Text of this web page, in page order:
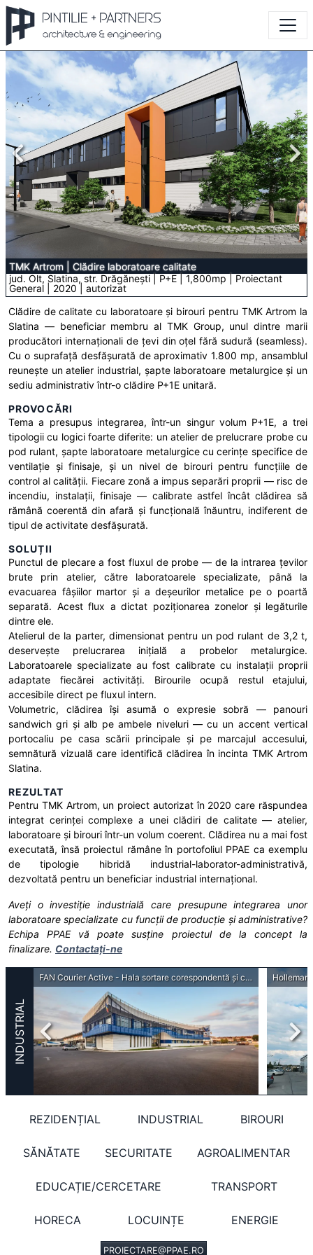
TMK Artrom
Clădire laboratoare calitate
jud. Olt, Slatina, str. Drăgănești | P+E | 1,800mp | Proiectant
General | 2020 | autorizat
Clădire de calitate cu laboratoare și birouri pentru TMK Artrom la
Slatina — beneficiar membru al TMK Group, unul dintre marii
producători internaționali de țevi din oțel fără sudură (seamless).
Cu o suprafață desfășurată de aproximativ 1.800 mp, ansamblul
reunește un atelier industrial, șapte laboratoare metalurgice și un
sediu administrativ într-o clădire P+1E unitară.
PROVOCĂRI
Tema a presupus integrarea, într-un singur volum P+1E, a trei
tipologii cu logici foarte diferite: un atelier de prelucrare probe cu
pod rulant, șapte laboratoare metalurgice cu cerințe specifice de
ventilație și finisaje, și un nivel de birouri pentru funcțiile de
control al calității. Fiecare zonă a impus separări proprii — risc de
incendiu, instalații, finisaje — calibrate astfel încât clădirea să
rămână coerentă din afară și funcțională înăuntru, indiferent de
tipul de activitate desfășurată.
SOLUȚII
Punctul de plecare a fost fluxul de probe — de la intrarea țevilor
brute prin atelier, către laboratoarele specializate, până la
evacuarea fâșiilor martor și a deșeurilor metalice pe o poartă
separată. Acest flux a dictat poziționarea zonelor și legăturile
dintre ele.
Atelierul de la parter, dimensionat pentru un pod rulant de 3,2 t,
deservește prelucrarea inițială a probelor metalurgice.
Laboratoarele specializate au fost calibrate cu instalații proprii
adaptate fiecărei activități. Birourile ocupă restul etajului,
accesibile direct pe fluxul intern.
Volumetric, clădirea își asumă o expresie sobră — panouri
sandwich gri și alb pe ambele niveluri — cu un accent vertical
portocaliu pe casa scării principale și pe marcajul accesului,
semnătură vizuală care identifică clădirea în incinta TMK Artrom
Slatina.
REZULTAT
Pentru TMK Artrom, un proiect autorizat în 2020 care răspundea
integrat cerinței complexe a unei clădiri de calitate — atelier,
laboratoare și birouri într-un volum coerent. Clădirea nu a mai fost
executată, însă proiectul rămâne în portofoliul PPAE ca exemplu
de tipologie hibridă industrial-laborator-administrativă,
dezvoltată pentru un beneficiar industrial internațional.
Aveți o investiție industrială care presupune integrarea unor
laboratoare specializate cu funcții de producție și administrative?
Echipa PPAE vă poate susține proiectul de la concept la
finalizare. Contactați-ne
INDUSTRIAL
FAN Courier Active - Hala sortare corespondentă și clădire de birouri
REZIDENȚIAL INDUSTRIAL BIROURI
SĂNĂTATE SECURITATE AGROALIMENTAR
EDUCAȚIE/CERCETARE TRANSPORT
HORECA LOCUINȚE ENERGIE
PROIECTARE@PPAE.RO